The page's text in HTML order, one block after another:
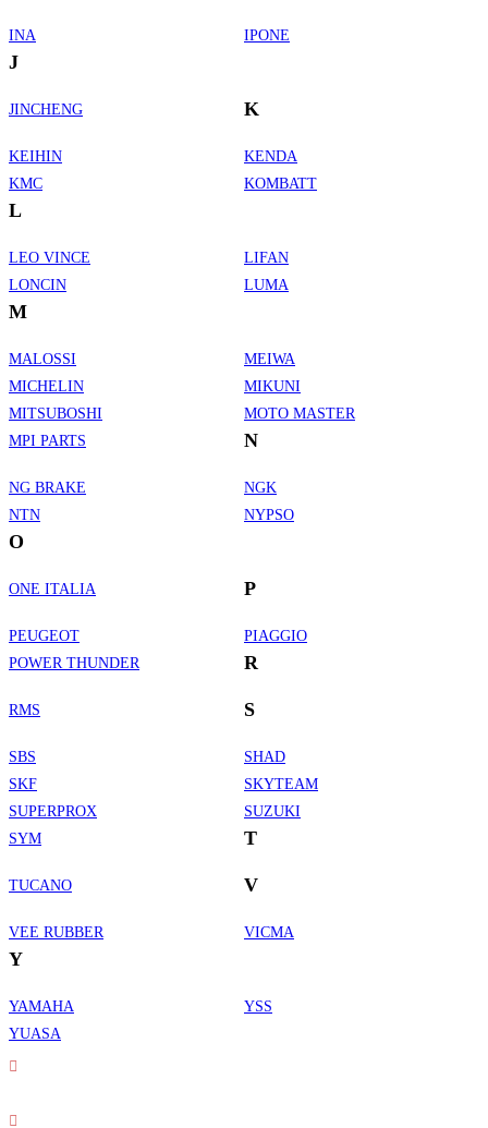
INA IPONE
J
JINCHENG K
KEIHIN
KENDA
KMC
KOMBATT
L
LEO VINCE
LIFAN
LONCIN
LUMA
M
MALOSSI
MEIWA
MICHELIN
MIKUNI
MITSUBOSHI
MOTO MASTER
MPI PARTS
N
NG BRAKE
NGK
NTN
NYPSO
O
ONE ITALIA P
PEUGEOT
PIAGGIO
POWER THUNDER
R
RMS S
SBS
SHAD
SKF
SKYTEAM
SUPERPROX
SUZUKI
SYM
T
TUCANO V
VEE RUBBER VICMA
Y
YAMAHA
YSS
YUASA